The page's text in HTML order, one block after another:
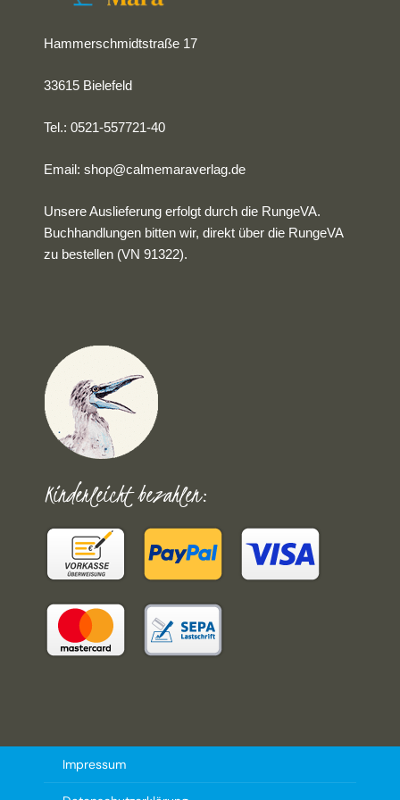
Hammerschmidtstraße 17
33615 Bielefeld
Tel.: 0521-557721-40
Email:shop@calmemaraverlag.de
Unsere Auslieferung erfolgt durch die RungeVA.
Buchhandlungen bitten wir, direkt über die RungeVA
zu bestellen (VN 91322).
Kinderleicht bezahlen:
Impressum